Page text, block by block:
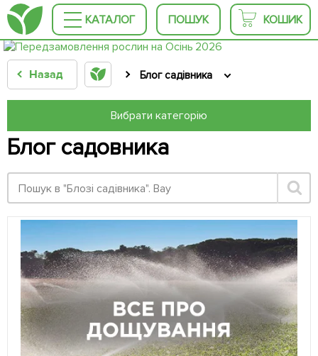
КАТАЛОГ ПОШУК КОШИК
Назад Блог садівника
Вибрати категорію
Блог садовника